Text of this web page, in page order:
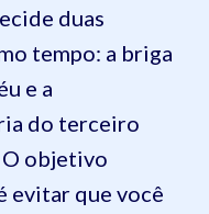
duas
tempo: a briga
e a
do terceiro
O objetivo
evitar que você